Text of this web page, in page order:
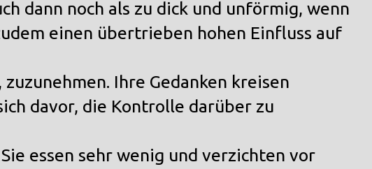
dann noch als zu dick und unförmig, wenn
einen übertrieben hohen Einfluss auf
Ihre Gedanken kreisen
davor, die Kontrolle darüber zu
essen sehr wenig und verzichten vor